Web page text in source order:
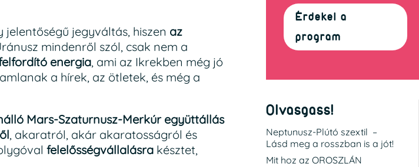
jegyváltás, hiszen az
mindenről szól, csak nem a
energia, ami az Ikrekben még jó
a hírek, az ötletek, és még a
Mars-Szaturnusz-Merkúr együttállás
, akaratról, akár akaratosságról és
felelősségvállalásra késztet,
Érdekel a
program
Olvasgass!
Neptunusz-Plútó szextil –
Lásd meg a rosszban is a jót!
Mit hoz az OROSZLÁN